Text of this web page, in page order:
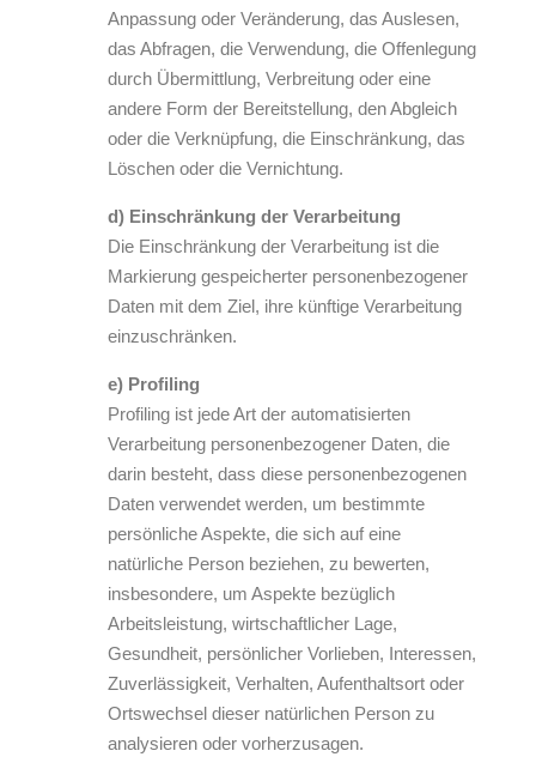
Anpassung oder Veränderung, das Auslesen,
das Abfragen, die Verwendung, die Offenlegung
durch Übermittlung, Verbreitung oder eine
andere Form der Bereitstellung, den Abgleich
oder die Verknüpfung, die Einschränkung, das
Löschen oder die Vernichtung.
d) Einschränkung der Verarbeitung
Die Einschränkung der Verarbeitung ist die
Markierung gespeicherter personenbezogener
Daten mit dem Ziel, ihre künftige Verarbeitung
einzuschränken.
e) Profiling
Profiling ist jede Art der automatisierten
Verarbeitung personenbezogener Daten, die
darin besteht, dass diese personenbezogenen
Daten verwendet werden, um bestimmte
persönliche Aspekte, die sich auf eine
natürliche Person beziehen, zu bewerten,
insbesondere, um Aspekte bezüglich
Arbeitsleistung, wirtschaftlicher Lage,
Gesundheit, persönlicher Vorlieben, Interessen,
Zuverlässigkeit, Verhalten, Aufenthaltsort oder
Ortswechsel dieser natürlichen Person zu
analysieren oder vorherzusagen.